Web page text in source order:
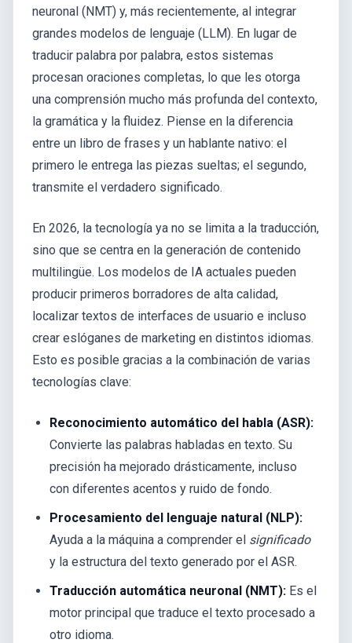
neuronal (NMT) y, más recientemente, al integrar
grandes modelos de lenguaje (LLM). En lugar de
traducir palabra por palabra, estos sistemas
procesan oraciones completas, lo que les otorga
una comprensión mucho más profunda del contexto,
la gramática y la fluidez. Piense en la diferencia
entre un libro de frases y un hablante nativo: el
primero le entrega las piezas sueltas; el segundo,
transmite el verdadero significado.
En 2026, la tecnología ya no se limita a la traducción,
sino que se centra en la generación de contenido
multilingüe. Los modelos de IA actuales pueden
producir primeros borradores de alta calidad,
localizar textos de interfaces de usuario e incluso
crear eslóganes de marketing en distintos idiomas.
Esto es posible gracias a la combinación de varias
tecnologías clave:
Reconocimiento automático del habla (ASR):
Convierte las palabras habladas en texto. Su
precisión ha mejorado drásticamente, incluso
con diferentes acentos y ruido de fondo.
Procesamiento del lenguaje natural (NLP):
Ayuda a la máquina a comprender el significado
y la estructura del texto generado por el ASR.
Traducción automática neuronal (NMT): Es el
motor principal que traduce el texto procesado a
otro idioma.